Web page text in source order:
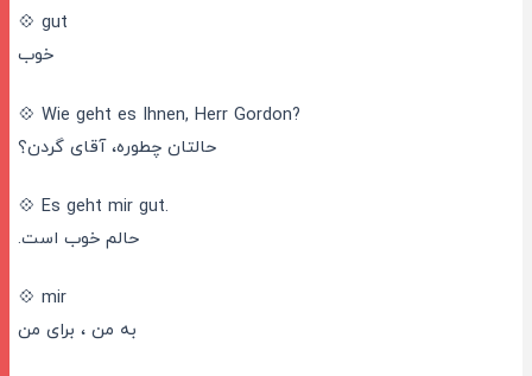
💠 gut
خوب
💠 Wie geht es Ihnen, Herr Gordon?
حالتان چطوره، آقای گردن؟
💠 Es geht mir gut.
حالم خوب است.
💠 mir
به من ، برای من